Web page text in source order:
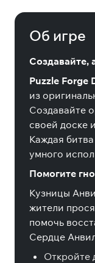
Об игре
Создавайте,
Puzzle Forge
из
Создавайте
своей доске
Каждая
умного
Помогите
Кузницы
жители
помочь
Сердце
Откройте